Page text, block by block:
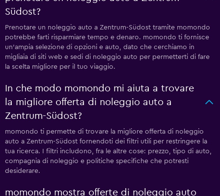
Südost?
Prenotare un noleggio auto a Zentrum-Südost tramite momondo
potrebbe farti risparmiare tempo e denaro. momondo ti fornisce
un'ampia selezione di opzioni e auto, dato che cerchiamo in
migliaia di siti web e sedi di noleggio auto per permetterti di fare
la scelta migliore per il tuo viaggio.
In che modo momondo mi aiuta a trovare
la migliore offerta di noleggio auto a
Zentrum-Südost?
momondo ti permette di trovare la migliore offerta di noleggio
auto a Zentrum-Südost fornendoti dei filtri utili per restringere la
tua ricerca. I filtri includono, fra le altre cose: prezzo, tipo di auto,
compagnia di noleggio e politiche specifiche che potresti
desiderare.
momondo mostra offerte di noleggio auto